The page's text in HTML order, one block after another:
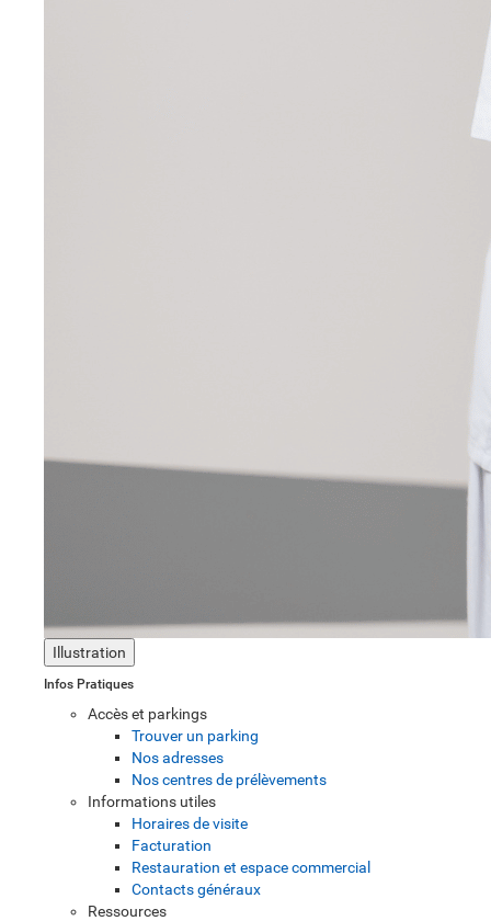
Illustration
Infos Pratiques
Accès et parkings
Trouver un parking
Nos adresses
Nos centres de prélèvements
Informations utiles
Horaires de visite
Facturation
Restauration et espace commercial
Contacts généraux
Ressources